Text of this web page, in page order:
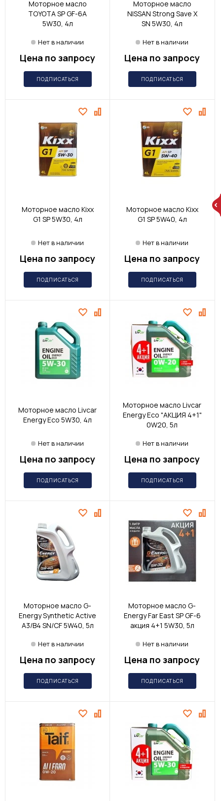
Моторное масло
TOYOTA SP GF-6А
5W30, 4л
Нет в наличии
Цена по запросу
ПОДПИСАТЬСЯ
Моторное масло
NISSAN Strong Save X
SN 5W30, 4л
Нет в наличии
Цена по запросу
ПОДПИСАТЬСЯ
Моторное масло Kixx
G1 SP 5W30, 4л
Нет в наличии
Цена по запросу
ПОДПИСАТЬСЯ
Моторное масло Kixx
G1 SP 5W40, 4л
Нет в наличии
Цена по запросу
ПОДПИСАТЬСЯ
Моторное масло Livcar
Energy Eco 5W30, 4л
Нет в наличии
Цена по запросу
ПОДПИСАТЬСЯ
Моторное масло Livcar
Energy Eco "АКЦИЯ 4+1"
0W20, 5л
Нет в наличии
Цена по запросу
ПОДПИСАТЬСЯ
Моторное масло G-
Energy Synthetic Active
A3/B4 SN/CF 5W40, 5л
Нет в наличии
Цена по запросу
ПОДПИСАТЬСЯ
Моторное масло G-
Energy Far East SP GF-6
акция 4+1 5W30, 5л
Нет в наличии
Цена по запросу
ПОДПИСАТЬСЯ